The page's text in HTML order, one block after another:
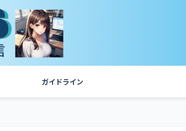
ガイドライン